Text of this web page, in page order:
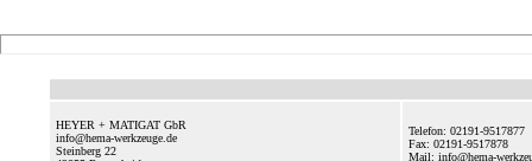
HEYER + MATIGAT GbR
info@hema-werkzeuge.de
Steinberg 22
Telefon: 02191-9517877
Fax: 02191-9517878
Mail: info@hema-